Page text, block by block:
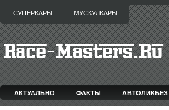
СУПЕРКАРЫ МУСКУЛКАРЫ
АКТУАЛЬНО ФАКТЫ АВТОЛИКБЕЗ